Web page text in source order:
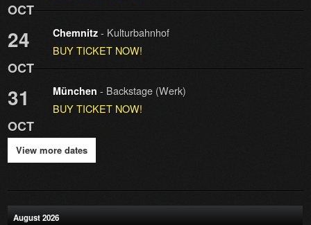
OCT
24
OCT
Chemnitz - Kulturbahnhof
BUY TICKET NOW!
31
OCT
München - Backstage (Werk)
BUY TICKET NOW!
View more dates
August 2026